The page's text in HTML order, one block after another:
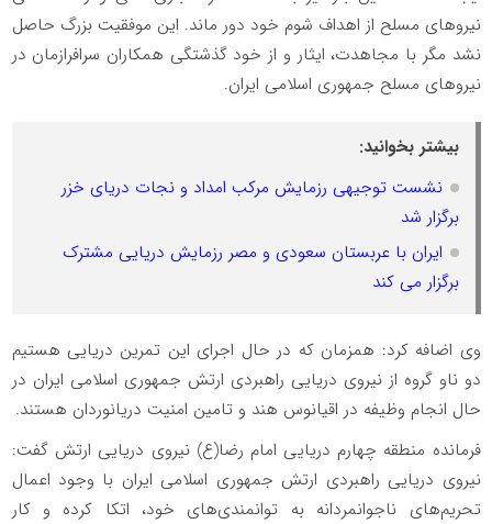
نیروهای مسلح از اهداف شوم خود دور ماند. این موفقیت بزرگ حاصل
نشد مگر با مجاهدت، ایثار و از خود گذشتگی همکاران سرافرازمان در
نیروهای مسلح جمهوری اسلامی ایران.
بیشتر بخوانید:
نشست توجیهی رزمایش مرکب امداد و نجات دریای خزر
برگزار شد
ایران با عربستان سعودی و مصر رزمایش دریایی مشترک
برگزار می کند
وی اضافه کرد: همزمان که در حال اجرای این تمرین دریایی هستیم
دو ناو گروه از نیروی دریایی راهبردی ارتش جمهوری اسلامی ایران در
حال انجام وظیفه در اقیانوس هند و تامین امنیت دریانوردان هستند.
فرمانده منطقه چهارم دریایی امام رضا(ع) نیروی دریایی ارتش گفت:
نیروی دریایی راهبردی ارتش جمهوری اسلامی ایران با وجود اعمال
تحریم‌های ناجوانمردانه به توانمندی‌های خود، اتکا کرده و کار